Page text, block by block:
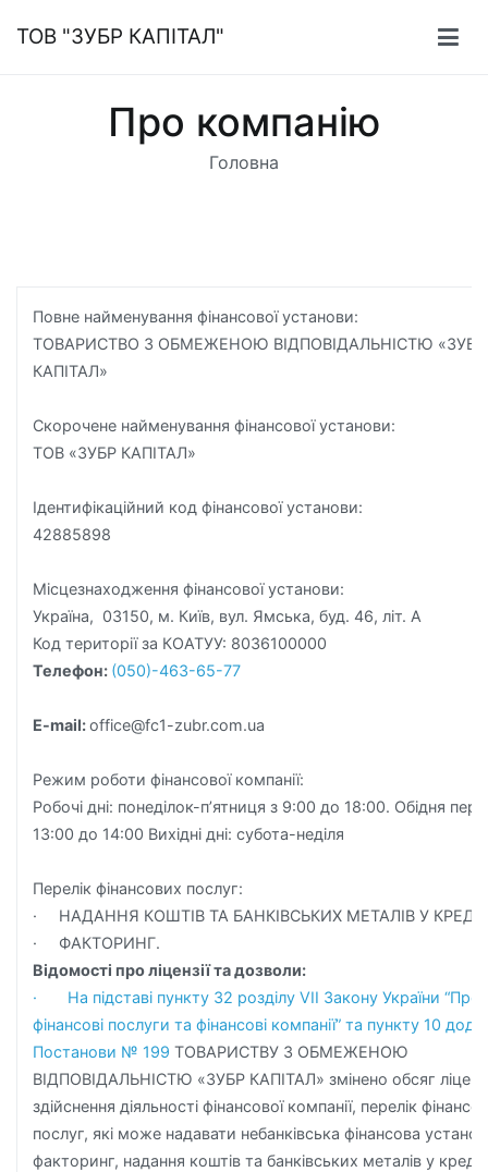
ТОВ "ЗУБР КАПІТАЛ"
Про компанію
Головна
Повне найменування фінансової установи:
ТОВАРИСТВО З ОБМЕЖЕНОЮ ВІДПОВІДАЛЬНІСТЮ «ЗУБР
КАПІТАЛ»
Скорочене найменування фінансової установи:
ТОВ «ЗУБР КАПІТАЛ»
Ідентифікаційний код фінансової установи:
42885898
Місцезнаходження фінансової установи:
Україна, 03150, м. Київ, вул. Ямська, буд. 46, літ. А
Код території за КОАТУУ: 8036100000
Телефон: (050)-463-65-77
E-mail:office@fc1-zubr.com.ua
Режим роботи фінансової компанії:
Робочі дні: понеділок-п’ятниця з 9:00 до 18:00. Обідня
13:00 до 14:00 Вихідні дні: субота-неділя
Перелік фінансових послуг:
· НАДАННЯ КОШТІВ ТА БАНКІВСЬКИХ МЕТАЛІВ У
· ФАКТОРИНГ.
Відомості про ліцензії та дозволи:
· На підставі пункту 32 розділу VII Закону України “Про
фінансові послуги та фінансові компанії” та пункту 10
Постанови № 199ТОВАРИСТВУ З ОБМЕЖЕНОЮ
ВІДПОВІДАЛЬНІСТЮ «ЗУБР КАПІТАЛ» змінено обсяг
здійснення діяльності фінансової компанії, перелік
послуг, які може надавати небанківська фінансова
факторинг, надання коштів та банківських металів у